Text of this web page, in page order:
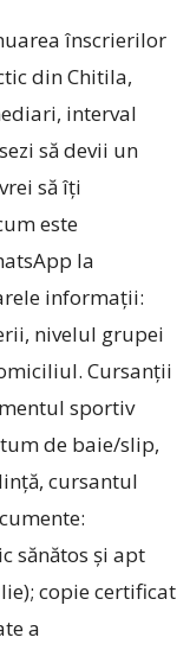
înscrierilor
din Chitila,
interval
să devii un
să îți
este
la
informații:
nivelul grupei
Cursanții
sportiv
de baie/slip,
cursantul
sănătos și apt
copie certificat
a